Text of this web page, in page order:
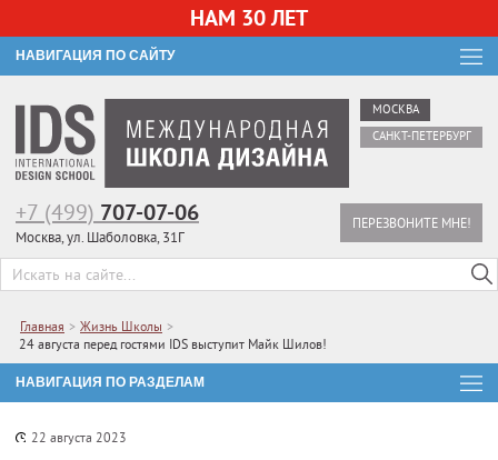
НАМ 30 ЛЕТ
НАВИГАЦИЯ ПО САЙТУ
МОСКВА
САНКТ-ПЕТЕРБУРГ
ПЕРЕЗВОНИТЕ МНЕ!
+7 (499) 707-07-06
Москва, ул. Шаболовка, 31Г
Главная > Жизнь Школы >
24 августа перед гостями IDS выступит Майк Шилов!
22 августа 2023
НАВИГАЦИЯ ПО РАЗДЕЛАМ